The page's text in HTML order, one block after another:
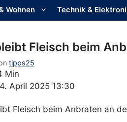
Wohnen Technik &
Fleisch beim
tipps25
Min
April 2025 13:30